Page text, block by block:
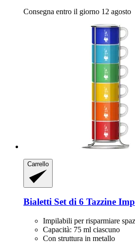
Consegna entro il giorno 12 agosto
Carrello
Bialetti Set di 6 Tazzine
Impilabili per risparmiare
Capacità: 75 ml ciascuno
Con struttura in metallo